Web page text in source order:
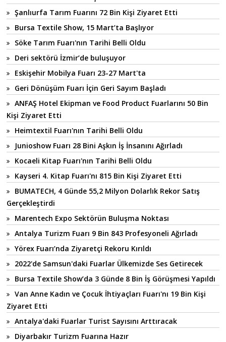
Şanlıurfa Tarım Fuarını 72 Bin Kişi Ziyaret Etti
Bursa Textile Show, 15 Mart’ta Başlıyor
Söke Tarım Fuarı'nın Tarihi Belli Oldu
Deri sektörü İzmir’de buluşuyor
Eskişehir Mobilya Fuarı 23-27 Mart'ta
Geri Dönüşüm Fuarı İçin Geri Sayım Başladı
ANFAŞ Hotel Ekipman ve Food Product Fuarlarını 50 Bin
Kişi Ziyaret Etti
Heimtextil Fuarı'nın Tarihi Belli Oldu
Junioshow Fuarı 28 Bini Aşkın İş İnsanını Ağırladı
Kocaeli Kitap Fuarı'nın Tarihi Belli Oldu
Kayseri 4. Kitap Fuarı'nı 815 Bin Kişi Ziyaret Etti
BUMATECH, 4 Günde 55,2 Milyon Dolarlık Rekor Satış
Gerçekleştirdi
Marentech Expo Sektörün Buluşma Noktası
Antalya Turizm Fuarı 9 Bin 843 Profesyoneli Ağırladı
Yörex Fuarı’nda Ziyaretçi Rekoru Kırıldı
2022'de Samsun'daki Fuarlar Ülkemizde Ses Getirecek
Bursa Textile Show’da 3 Günde 8 Bin İş Görüşmesi Yapıldı
Van Anne Kadın ve Çocuk İhtiyaçları Fuarı'nı 19 Bin Kişi
Ziyaret Etti
Antalya'daki Fuarlar Turist Sayısını Arttıracak
Diyarbakır Turizm Fuarına Hazır